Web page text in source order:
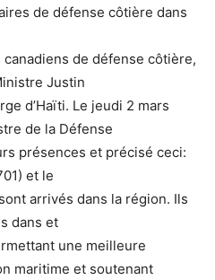
de défense côtière dans
de défense côtière,
Justin
d’Haïti. Le jeudi 2 mars
de la Défense
présences et précisé ceci:
et le
arrivés dans la région. Ils
dans et
une meilleure
maritime et soutenant